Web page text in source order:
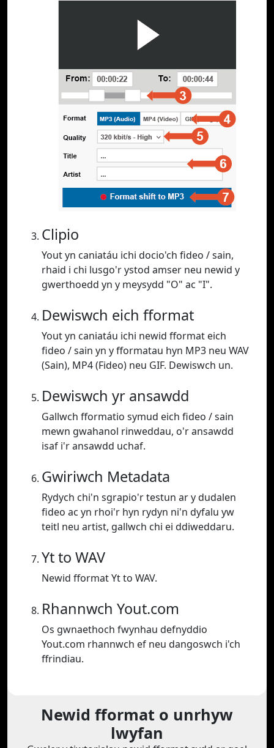
Clipio
Yout yn caniatáu ichi docio'ch fideo / sain,
rhaid i chi lusgo'r ystod amser neu newid y
gwerthoedd yn y meysydd "O" ac "I".
Dewiswch eich fformat
Yout yn caniatáu ichi newid fformat eich
fideo / sain yn y fformatau hyn MP3 neu WAV
(Sain), MP4 (Fideo) neu GIF. Dewiswch un.
Dewiswch yr ansawdd
Gallwch fformatio symud eich fideo / sain
mewn gwahanol rinweddau, o'r ansawdd
isaf i'r ansawdd uchaf.
Gwiriwch Metadata
Rydych chi'n sgrapio'r testun ar y dudalen
fideo ac yn rhoi'r hyn rydyn ni'n dyfalu yw
teitl neu artist, gallwch chi ei ddiweddaru.
Yt to WAV
Newid fformat Yt to WAV.
Rhannwch Yout.com
Os gwnaethoch fwynhau defnyddio
Yout.com rhannwch ef neu dangoswch i'ch
ffrindiau.
Newid fformat o unrhyw
lwyfan